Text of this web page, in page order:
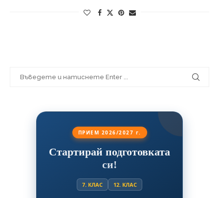
ПРИЕМ 2026/2027 г.
Стартирай подготовката
си!
7. КЛАС 12. КЛАС